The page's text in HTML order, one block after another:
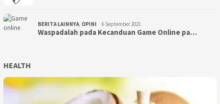
BERITA LAINNYA, OPINI 6 September 2021
Waspadalah pada Kecanduan Game Online pa…
HEALTH